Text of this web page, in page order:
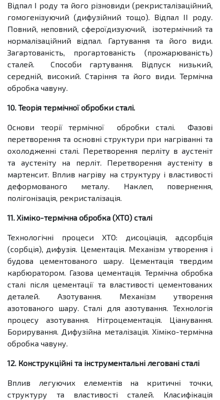
Відпал І роду та його різновиди (рекристалізаційний,
гомогенізуючий (дифузійний тощо). Відпал ІІ роду.
Повний, неповний, сфероїдизуючий, ізотермічний та
нормалізаційний відпал. Гартування та його види.
Загартованість, прогартованість (прожарюваність)
сталей. Способи гартування. Відпуск низький,
середній, високий. Старіння та його види. Термічна
обробка чавуну.
10. Теорія термічної обробки сталі.
Основи теорії термічної обробки сталі. Фазові
перетворення та основні структури при нагріванні та
охолодженні сталі. Перетворення перліту в аустеніт
та аустеніту на перліт. Перетворення аустеніту в
мартенсит. Вплив нагріву на структуру і властивості
деформованого металу. Наклеп, повернення,
полігонізація, рекристалізація.
11. Хіміко-термічна обробка (ХТО) сталі
Технологічні процеси ХТО: дисоціація, адсорбція
(сорбція), дифузія. Цементація. Механізм утворення і
будова цементованого шару. Цементація твердим
карбюратором. Газова цементація. Термічна обробка
сталі після цементації та властивості цементованих
деталей. Азотування. Механізм утворення
азотованого шару. Сталі для азотування. Технологія
процесу азотування. Нітроцементація. Ціанування.
Борирування. Дифузійна металізація. Хіміко-термічна
обробка чавуну.
12. Конструкційні та інструментальні леговані сталі
Вплив легуючих елементів на критичні точки,
структуру та властивості сталей. Класифікація